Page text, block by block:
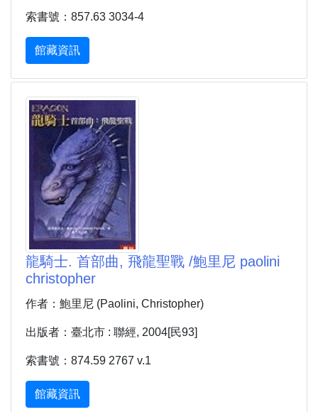
索書號：857.63 3034-4
館藏資訊
龍騎士. 首部曲, 飛龍聖戰 /鮑里尼 paolini
christopher
作者：鮑里尼 (Paolini, Christopher)
出版者：臺北市 : 聯經, 2004[民93]
索書號：874.59 2767 v.1
館藏資訊